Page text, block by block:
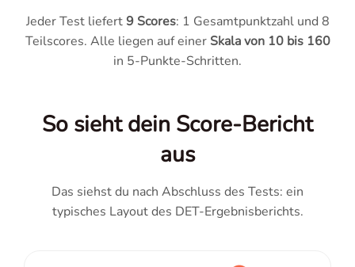
Jeder Test liefert 9 Scores: 1 Gesamtpunktzahl und 8
Teilscores. Alle liegen auf einer Skala von 10 bis 160
in 5-Punkte-Schritten.
So sieht dein Score-Bericht
aus
Das siehst du nach Abschluss des Tests: ein
typisches Layout des DET-Ergebnisberichts.